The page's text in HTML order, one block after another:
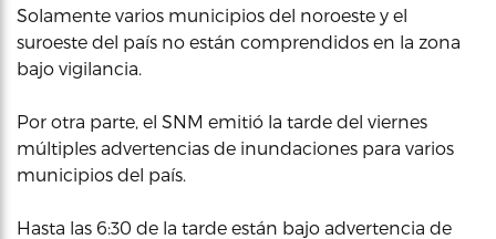
Solamente varios municipios del noroeste y el
suroeste del país no están comprendidos en la zona
bajo vigilancia.
Por otra parte, el SNM emitió la tarde del viernes
múltiples advertencias de inundaciones para varios
municipios del país.
Hasta las 6:30 de la tarde están bajo advertencia de